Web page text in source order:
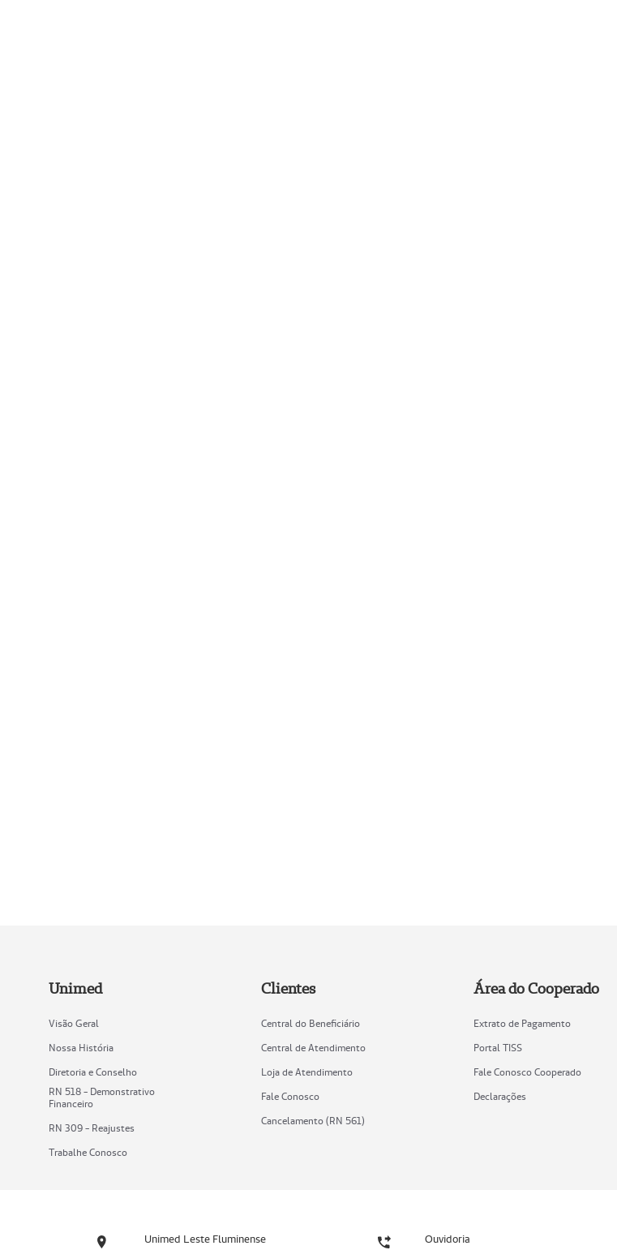
Unimed
Visão Geral
Nossa História
Diretoria e Conselho
RN 518 - Demonstrativo
Financeiro
RN 309 - Reajustes
Trabalhe Conosco
Clientes
Central do Beneficiário
Central de Atendimento
Loja de Atendimento
Fale Conosco
Cancelamento (RN 561)
Área do Cooperado
Extrato de Pagamento
Portal TISS
Fale Conosco Cooperado
Declarações
Unimed Leste Fluminense Ouvidoria